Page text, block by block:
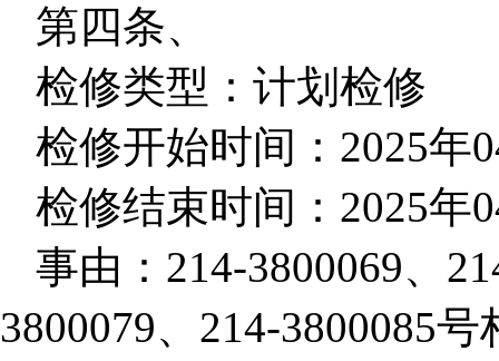
第四条、
检修类型：计划检修
检修开始时间：2025年
检修结束时间：2025年
事由：214-3800069、
3800079、214-3800085